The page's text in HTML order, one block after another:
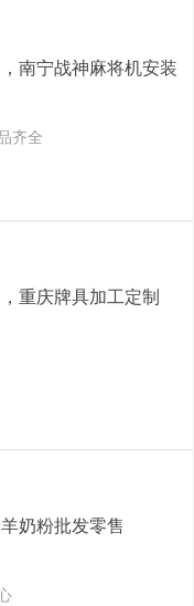
南宁战神麻将机安装
齐全
重庆牌具加工定制
奶粉批发零售